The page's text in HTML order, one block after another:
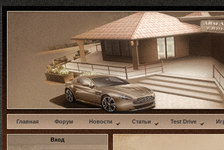
w
Главная Форум Новости Статьи Test Drive
Вход